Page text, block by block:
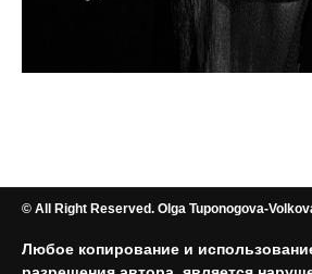
© All Right Reserved. Olga Tuponogova-
Любое копирование и